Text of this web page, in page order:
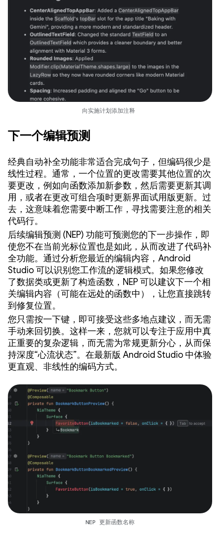
向实施计划添加注释
下一个编辑预测
经典自动补全功能非常适合完成句子，但编码很少是
线性过程。通常，一个位置的更改需要其他位置的次
要更改，例如向函数添加新参数，然后需要更新其调
用，或者在更改可组合项时更新界面试用版更新。过
去，这意味着您需要中断工作，寻找需要注意的相关
代码行。
后续编辑预测 (NEP) 功能可预测您的下一步操作，即
使您不在当前光标位置也是如此，从而改进了代码补
全功能。通过分析您最近的编辑内容，Android
Studio 可以识别您工作流的逻辑模式。如果您修改
了数据类或更新了构造函数，NEP 可以建议下一个相
关编辑内容（可能在远处的函数中），让您直接跳转
到修复位置。
您只需按一下键，即可接受这些多地点建议，而无需
手动来回切换。这样一来，您就可以专注于应用中真
正重要的复杂逻辑，而无需为常规更新分心，从而保
持深度“心流状态”。在最新版 Android Studio 中体验
更直观、非线性的编码方式。
NEP 更新函数名称